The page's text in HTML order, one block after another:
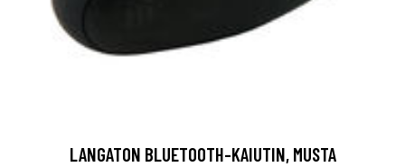
LANGATON BLUETOOTH-KAIUTIN, MUSTA